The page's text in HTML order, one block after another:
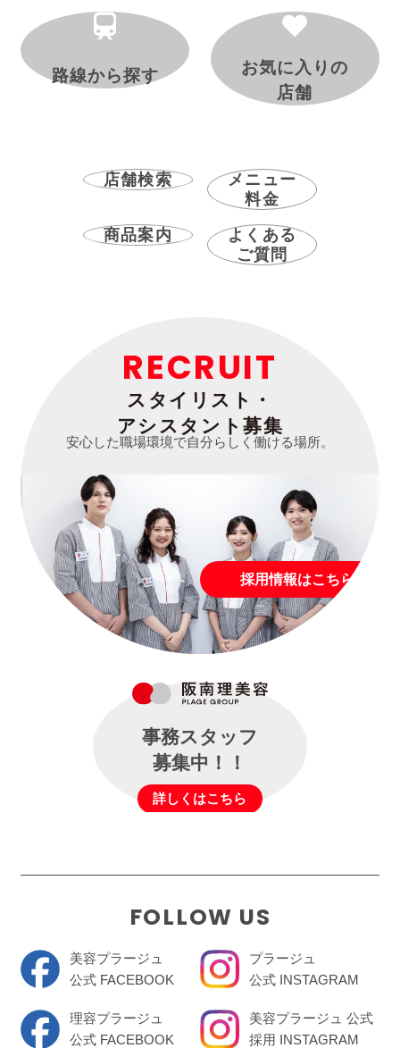
路線から探す
お気に入りの
店舗
店舗検索
メニュー
料金
商品案内
よくある
ご質問
RECRUIT
スタイリスト・
アシスタント募集
安心した職場環境で自分らしく働ける場所。
採用情報はこちら
事務スタッフ
募集中！！
詳しくはこちら
FOLLOW US
美容プラージュ
公式 FACEBOOK
理容プラージュ
公式 FACEBOOK
プラージュ
公式 INSTAGRAM
美容プラージュ 公式
採用 INSTAGRAM